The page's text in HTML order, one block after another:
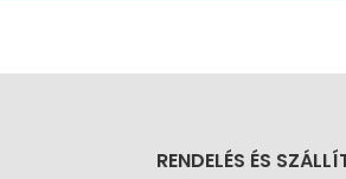
RENDELÉS ÉS